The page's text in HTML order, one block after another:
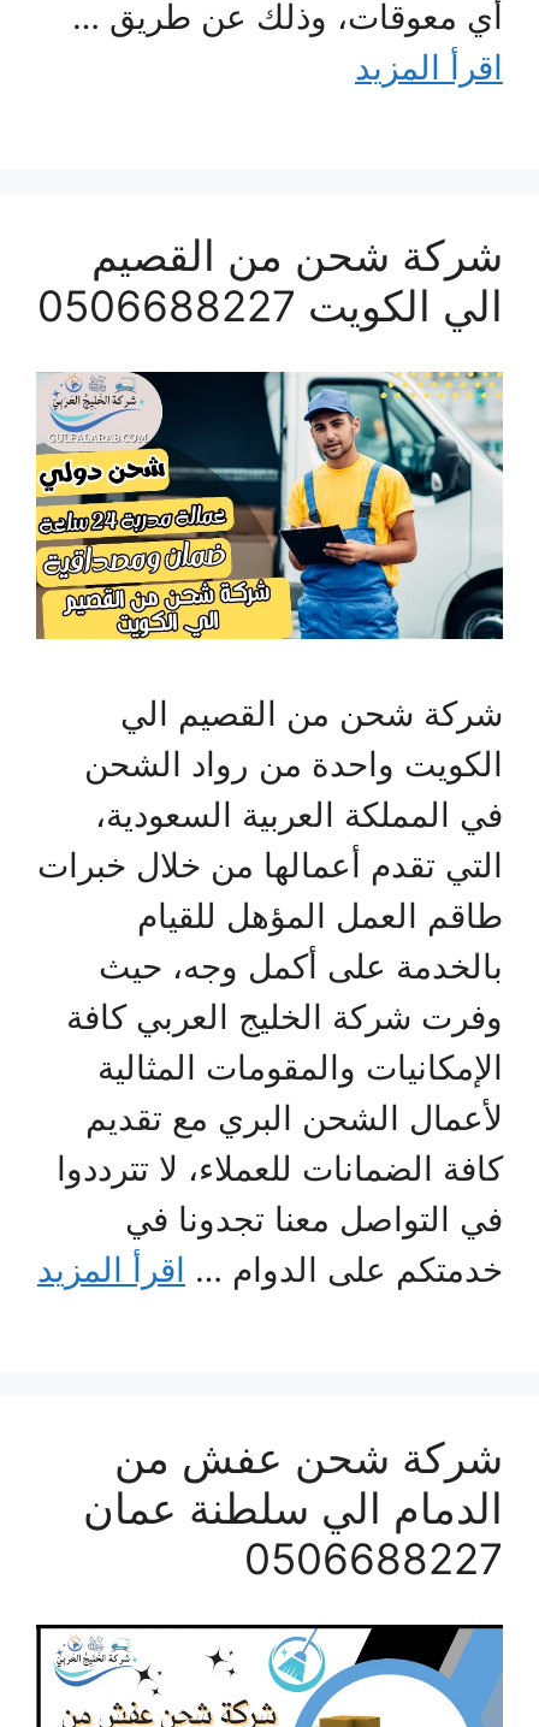
أي معوقات، وذلك عن طريق …
اقرأ المزيد
شركة شحن من القصيم
الي الكويت 0506688227
شركة شحن من القصيم الي
الكويت واحدة من رواد الشحن
في المملكة العربية السعودية،
التي تقدم أعمالها من خلال خبرات
طاقم العمل المؤهل للقيام
بالخدمة على أكمل وجه، حيث
وفرت شركة الخليج العربي كافة
الإمكانيات والمقومات المثالية
لأعمال الشحن البري مع تقديم
كافة الضمانات للعملاء، لا تترددوا
في التواصل معنا تجدونا في
خدمتكم على الدوام … اقرأ المزيد
شركة شحن عفش من
الدمام الي سلطنة عمان
0506688227